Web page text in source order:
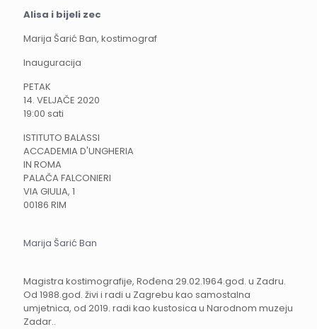
Alisa i bijeli zec
Marija Šarić Ban, kostimograf
Inauguracija
PETAK
14. VELJAČE 2020
19:00 sati
ISTITUTO BALASSI
ACCADEMIA D'UNGHERIA
IN ROMA
PALAČA FALCONIERI
VIA GIULIA, 1
00186 RIM
Marija Šarić Ban
Magistra kostimografije, Rođena 29.02.1964.god. u Zadru.
Od 1988.god. živi i radi u Zagrebu kao samostalna
umjetnica, od 2019. radi kao kustosica u Narodnom muzeju
Zadar..